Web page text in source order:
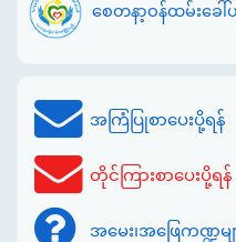
စေတနာ့ဝန်ထမ်းခေါ်
အကြံပြုစာပေးပို့ရန်
တိုင်ကြားစာပေးပို့ရန်
အမေး၊အဖြေကဏ္ဍမျ